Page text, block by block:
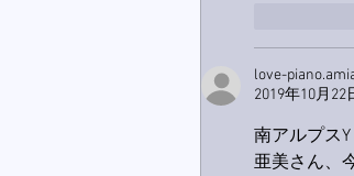
love-
2019年10月22
南アルプスY
亜美さん、